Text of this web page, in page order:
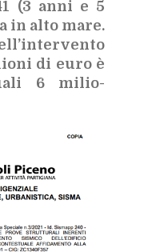
(3 anni e 5
in alto mare.
di euro è
6 mi­lio­